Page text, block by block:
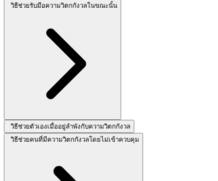
วิธีช่วยรับมือความวิตกกังวลในขณะนั้น
วิธีช่วยตัวเองเมื่ออยู่ลำพังกับความวิตกกังวล
วิธีช่วยคนที่มีความวิตกกังวลโดยไม่เข้าควบคุม